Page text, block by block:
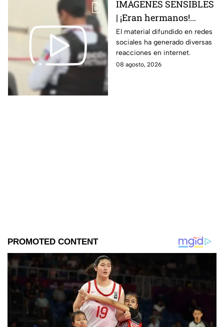
IMÁGENES SENSIBLES
| ¡Eran hermanos!
Captan brut4l agresión
contra un hombre que
perdió la vid4
El material difundido en redes
sociales ha generado diversas
reacciones en internet.
08 agosto, 2026